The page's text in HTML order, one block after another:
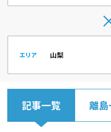
エリア
記事一覧 離